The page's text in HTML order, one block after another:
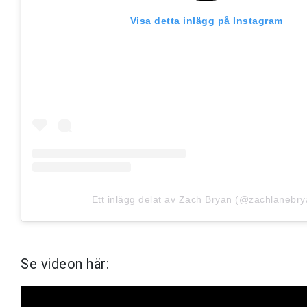
Visa detta inlägg på Instagram
Ett inlägg delat av Zach Bryan
Se videon här: